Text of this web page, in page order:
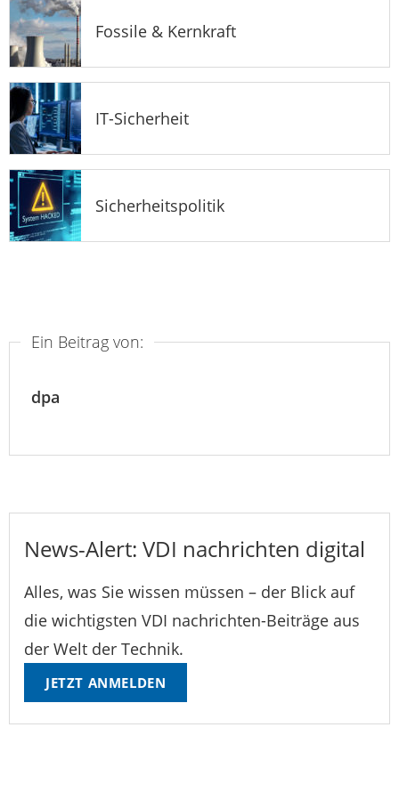
Fossile & Kernkraft
IT-Sicherheit
Sicherheitspolitik
Ein Beitrag von:
dpa
News-Alert: VDI nachrichten digital
Alles, was Sie wissen müssen – der Blick auf
die wichtigsten VDI nachrichten-Beiträge aus
der Welt der Technik.
JETZT ANMELDEN